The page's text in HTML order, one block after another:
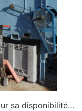
sa disponibilité…